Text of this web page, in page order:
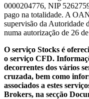
0000204776, NIP
pago na totalidade. A
supervisão da Autoridade
numa autorização de 26
O serviço Stocks é
o serviço CFD.
decorrentes dos vários
cruzada, bem como
associados a estes
Brokers, na secção